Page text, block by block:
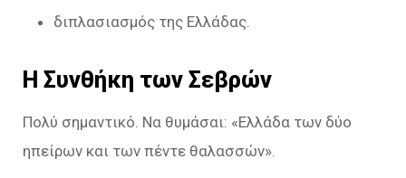
διπλασιασμός της Ελλάδας.
Η Συνθήκη των Σεβρών
Πολύ σημαντικό. Να θυμάσαι: «Ελλάδα των δύο
ηπείρων και των πέντε θαλασσών».